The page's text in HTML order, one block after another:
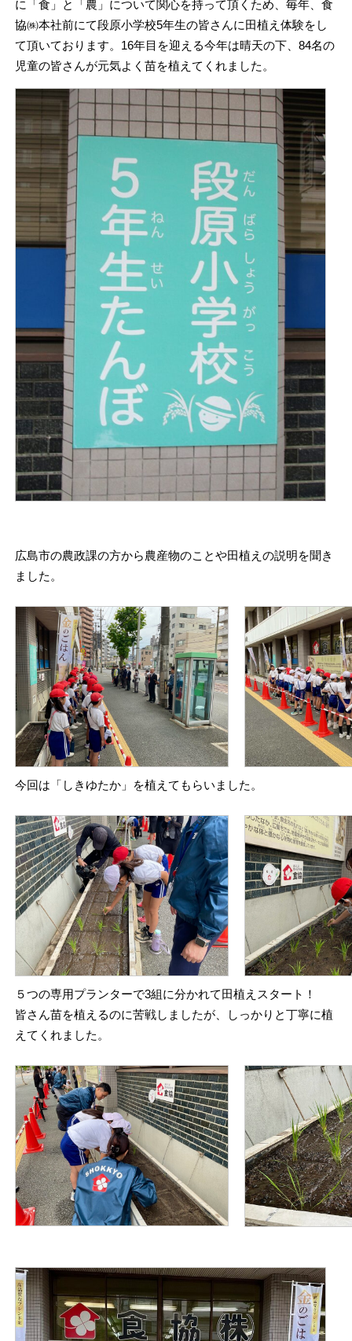
に「食」と「農」について関心を持って頂くため、毎年、食
協㈱本社前にて段原小学校5年生の皆さんに田植え体験をし
て頂いております。16年目を迎える今年は晴天の下、84名の
児童の皆さんが元気よく苗を植えてくれました。
広島市の農政課の方から農産物のことや田植えの説明を聞き
ました。
今回は「しきゆたか」を植えてもらいました。
５つの専用プランターで3組に分かれて田植えスタート！
皆さん苗を植えるのに苦戦しましたが、しっかりと丁寧に植
えてくれました。